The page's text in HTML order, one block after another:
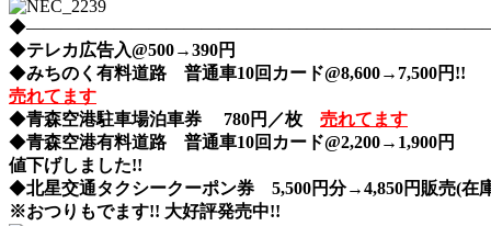
◆テレカ広告入@500→390円
◆みちのく有料道路 普通車10回カード@8,600→7,500円!!
売れてます
◆青森空港駐車場泊車券 780円／枚
売れてます
◆青森空港有料道路 普通車10回カード@2,200→1,900円
値下げしました!!
◆北星交通タクシークーポン券 5,500円分→4,850円販売(在
※おつりもでます!! 大好評発売中!!